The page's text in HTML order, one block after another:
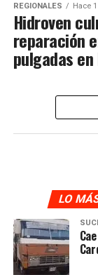
REGIONALES Hace
Hidroven
reparación
pulgadas en
LO